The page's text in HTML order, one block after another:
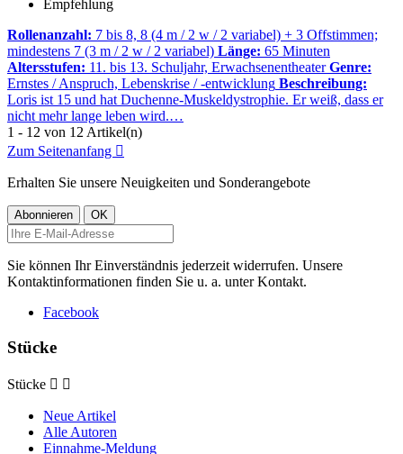
Empfehlung
Rollenanzahl: 7 bis 8, 8 (4 m / 2 w / 2 variabel) + 3 Offstimmen;
mindestens 7 (3 m / 2 w / 2 variabel) Länge: 65 Minuten
Altersstufen: 11. bis 13. Schuljahr, Erwachsenentheater Genre:
Ernstes / Anspruch, Lebenskrise / -entwicklung Beschreibung:
Loris ist 15 und hat Duchenne-Muskeldystrophie. Er weiß, dass er
nicht mehr lange leben wird.…
1 - 12 von 12 Artikel(n)
Zum Seitenanfang 
Erhalten Sie unsere Neuigkeiten und Sonderangebote
Sie können Ihr Einverständnis jederzeit widerrufen. Unsere
Kontaktinformationen finden Sie u. a. unter Kontakt.
Facebook
Stücke
Stücke  
Neue Artikel
Alle Autoren
Einnahme-Meldung